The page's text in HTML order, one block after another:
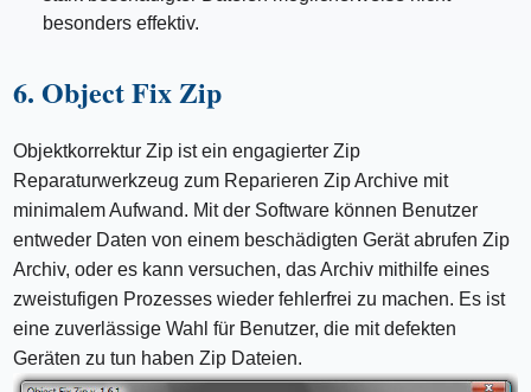
besonders effektiv.
6. Object Fix Zip
Objektkorrektur Zip ist ein engagierter Zip
Reparaturwerkzeug zum Reparieren Zip Archive mit
minimalem Aufwand. Mit der Software können Benutzer
entweder Daten von einem beschädigten Gerät abrufen Zip
Archiv, oder es kann versuchen, das Archiv mithilfe eines
zweistufigen Prozesses wieder fehlerfrei zu machen. Es ist
eine zuverlässige Wahl für Benutzer, die mit defekten
Geräten zu tun haben Zip Dateien.